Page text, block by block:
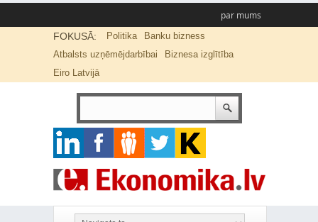
par mums
FOKUSĀ: Politika
Banku bizness
Atbalsts uzņēmējdarbībai
Biznesa izglītība
Eiro Latvijā